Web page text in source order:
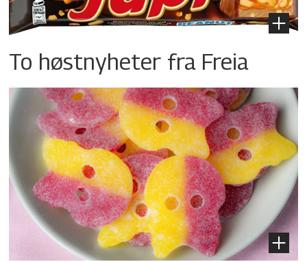
To høstnyheter fra Freia